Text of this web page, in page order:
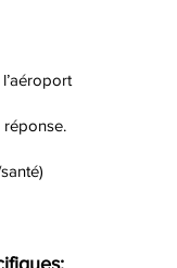
réponse.